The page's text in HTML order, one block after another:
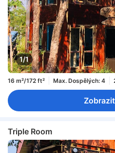
1/1
16 m²/172 ft² Max. Dospělých: 4
Triple Room